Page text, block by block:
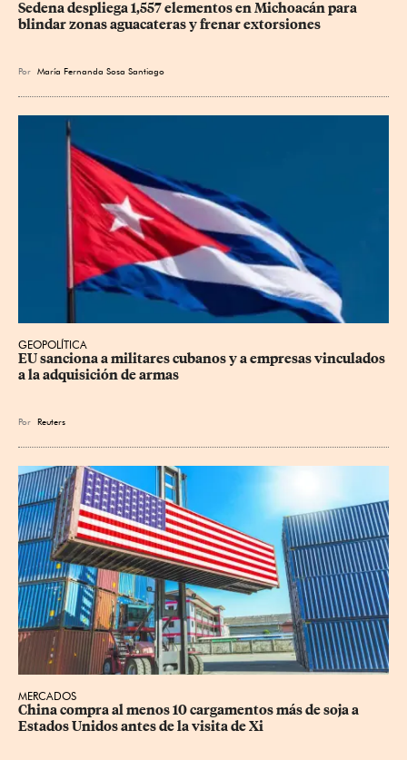
Sedena despliega 1,557 elementos en Michoacán para
blindar zonas aguacateras y frenar extorsiones
Por María Fernanda Sosa Santiago
GEOPOLÍTICA
EU sanciona a militares cubanos y a empresas vinculados
a la adquisición de armas
Por Reuters
MERCADOS
China compra al menos 10 cargamentos más de soja a
Estados Unidos antes de la visita de Xi